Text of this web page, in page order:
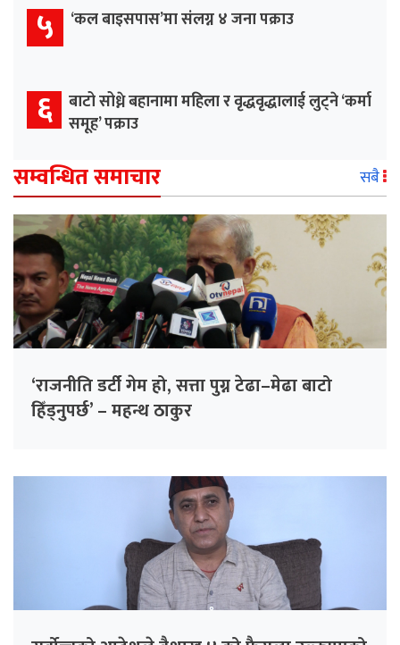
५ ‘कल बाइसपास’मा संलग्न ४ जना पक्राउ
६ बाटो सोध्ने बहानामा महिला र वृद्धवृद्धालाई लुट्ने ‘कर्मा
समूह’ पक्राउ
सम्वन्धित समाचार सबै
‘राजनीति डर्टी गेम हो, सत्ता पुग्न टेढा–मेढा बाटो
हिँड्नुपर्छ’ – महन्थ ठाकुर